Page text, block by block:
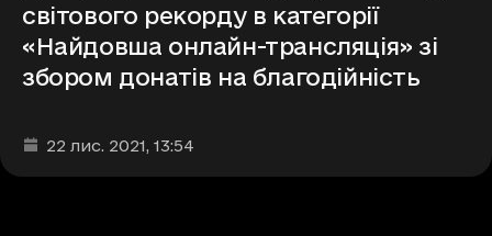
світового рекорду в категорії
«Найдовша онлайн-трансляція» зі
збором донатів на благодійність
Дата та час публікації
22 лис. 2021, 13:54